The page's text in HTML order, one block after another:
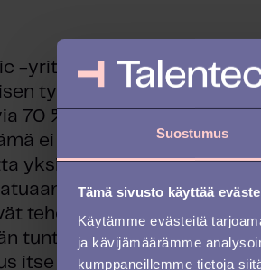
Suostumus
Tämä sivusto käyttää
Käytämme evästeitä
ja kävijämäärämme
kumppaneillemme tietoja
-yrityksessä on koettu
työviikon käyttöönoton
70 %:n parannuksia
ei ole vain antanut
yksityiselämässään, vaan
Tämä saattaa
tehokkuutta asioissa,
tunteja. IIH Nordicin
itse asiassa nousi, vaikka